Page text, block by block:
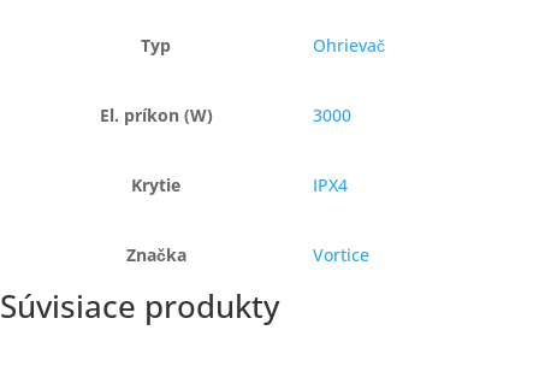
Typ Ohrievač
El. príkon (W) 3000
Krytie IPX4
Značka Vortice
Súvisiace produkty